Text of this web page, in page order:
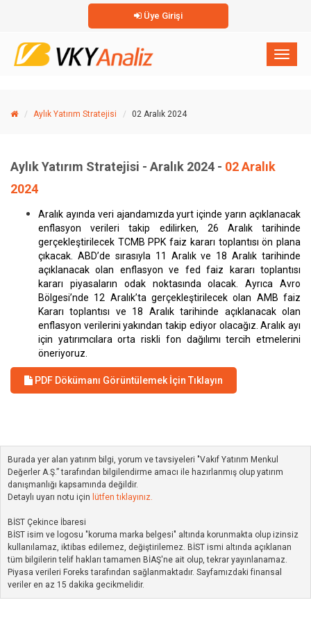
Üye Girişi
×
Aylık Yatırım Stratejisi 02 Aralık 2024
Aylık Yatırım Stratejisi - Aralık 2024 - 02 Aralık
2024
Aralık ayında veri ajandamızda yurt içinde yarın açıklanacak
enflasyon verileri takip edilirken, 26 Aralık tarihinde
gerçekleştirilecek TCMB PPK faiz kararı toplantısı ön plana
çıkacak. ABD’de sırasıyla 11 Aralık ve 18 Aralık tarihinde
açıklanacak olan enflasyon ve fed faiz kararı toplantısı
kararı piyasaların odak noktasında olacak. Ayrıca Avro
Bölgesi’nde 12 Aralık’ta gerçekleştirilecek olan AMB faiz
Kararı toplantısı ve 18 Aralık tarihinde açıklanacak olan
enflasyon verilerini yakından takip ediyor olacağız. Aralık ayı
için yatırımcılara orta riskli fon dağılımı tercih etmelerini
öneriyoruz.
PDF Dökümanı Görüntülemek İçin Tıklayın
Burada yer alan yatırım bilgi, yorum ve tavsiyeleri "Vakıf Yatırım Menkul
Değerler A.Ş.” tarafından bilgilendirme amacı ile hazırlanmış olup yatırım
danışmanlığı kapsamında değildir.
Detaylı uyarı notu için lütfen tıklayınız.
BİST Çekince İbaresi
BİST isim ve logosu "koruma marka belgesi" altında korunmakta olup izinsiz
kullanılamaz, iktibas edilemez, değiştirilemez. BİST ismi altında açıklanan
tüm bilgilerin telif hakları tamamen BİAŞ'ne ait olup, tekrar yayınlanamaz.
Piyasa verileri Foreks tarafından sağlanmaktadır. Sayfamızdaki finansal
veriler en az 15 dakika gecikmelidir.